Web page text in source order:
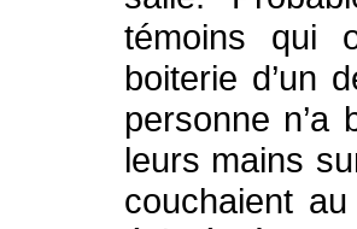
témoins qui
boiterie d’un
personne n’a
leurs mains
couchaient